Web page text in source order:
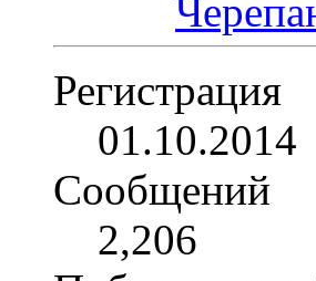
Регистрация
01.10.2014
Сообщений
2,206